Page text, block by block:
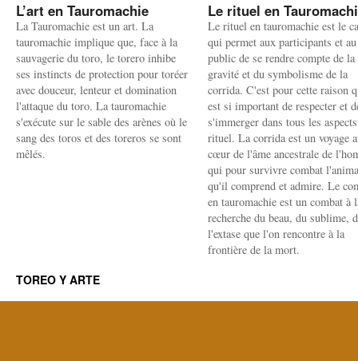
L’art en Tauromachie
La Tauromachie est un art. La
tauromachie implique que, face à la
sauvagerie du toro, le torero inhibe
ses instincts de protection pour toréer
avec douceur, lenteur et domination
l'attaque du toro. La tauromachie
s'exécute sur le sable des arènes où le
sang des toros et des toreros se sont
mêlés.
Le rituel en
Le rituel en tauromachie est le
qui permet aux participants et au
public de se rendre compte de la
gravité et du symbolisme de la
corrida. C'est pour cette raison
est si important de respecter et
s'immerger dans tous les
rituel. La corrida est un voyage
cœur de l'âme ancestrale de
qui pour survivre combat
qu'il comprend et admire. Le
en tauromachie est un combat à
recherche du beau, du sublime,
l'extase que l'on rencontre à la
frontière de la mort.
TOREO Y ARTE